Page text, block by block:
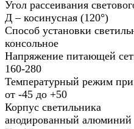
Угол рассеивания
Д – косинусная (120°)
Способ установки
консольное
Напряжение питающей
160-280
Температурный режим при
от -45 до +50
Корпус светильника
анодированный алюминий